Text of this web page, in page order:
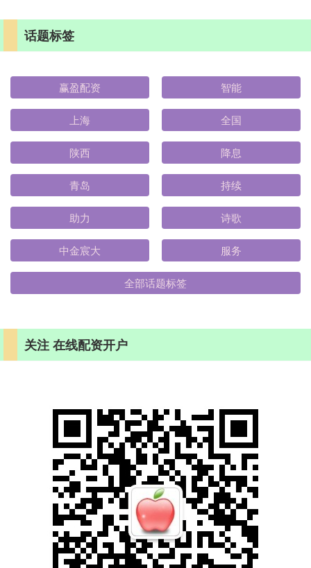
话题标签
赢盈配资 智能
上海 全国
陕西 降息
青岛 持续
助力 诗歌
中金宸大 服务
全部话题标签
关注 在线配资开户